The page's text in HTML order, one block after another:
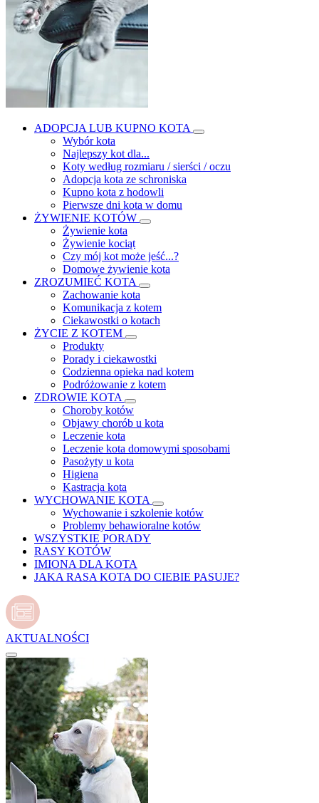
ADOPCJA LUB KUPNO KOTA
Wybór kota
Najlepszy kot dla...
Koty według rozmiaru / sierści / oczu
Adopcja kota ze schroniska
Kupno kota z hodowli
Pierwsze dni kota w domu
ŻYWIENIE KOTÓW
Żywienie kota
Żywienie kociąt
Czy mój kot może jeść...?
Domowe żywienie kota
ZROZUMIEĆ KOTA
Zachowanie kota
Komunikacja z kotem
Ciekawostki o kotach
ŻYCIE Z KOTEM
Produkty
Porady i ciekawostki
Codzienna opieka nad kotem
Podróżowanie z kotem
ZDROWIE KOTA
Choroby kotów
Objawy chorób u kota
Leczenie kota
Leczenie kota domowymi sposobami
Pasożyty u kota
Higiena
Kastracja kota
WYCHOWANIE KOTA
Wychowanie i szkolenie kotów
Problemy behawioralne kotów
WSZYSTKIE PORADY
RASY KOTÓW
IMIONA DLA KOTA
JAKA RASA KOTA DO CIEBIE PASUJE?
AKTUALNOŚCI